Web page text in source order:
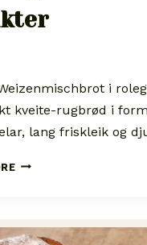
i
kveite-rugbrød i
lang friskleik og
BÖHMERWÄLDER
KARAKTER